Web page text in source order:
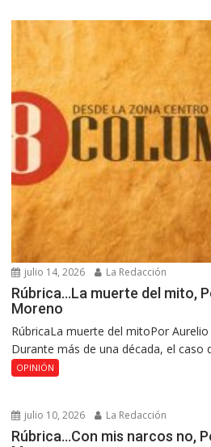
julio 14, 2026 La Redacción
Rúbrica…La muerte del mito,
Moreno
RúbricaLa muerte del mitoPor
Durante más de una década, el caso
OPINIÓN
julio 10, 2026 La Redacción
Rúbrica…Con mis narcos no,